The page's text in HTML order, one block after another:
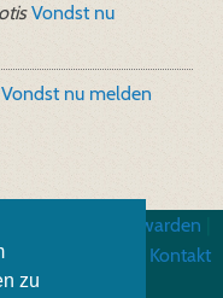
zu
Vondst nu
Vondst nu melden
gebruiksvoorwarden
Kontakt